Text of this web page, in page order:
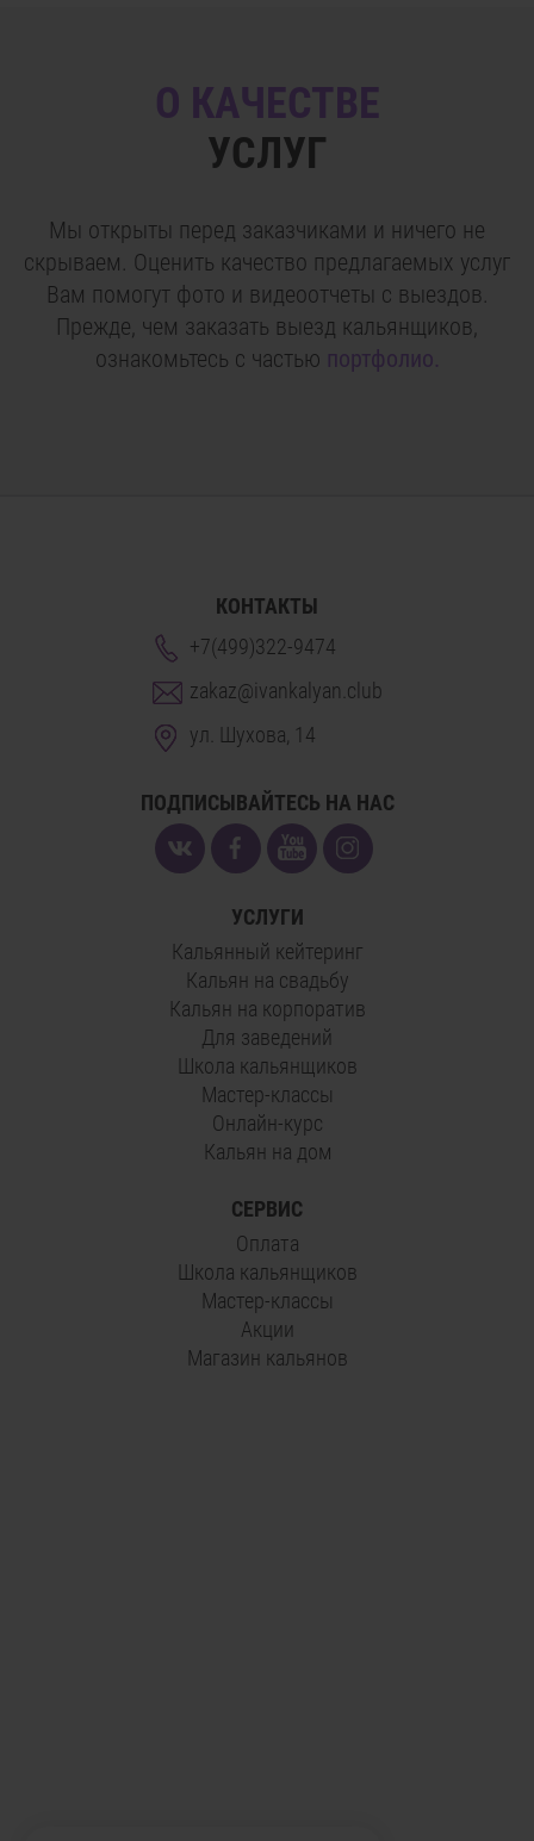
О КАЧЕСТВЕ
УСЛУГ
Мы открыты перед заказчиками и ничего не
скрываем. Оценить качество предлагаемых услуг
Вам помогут фото и видеоотчеты с выездов.
Прежде, чем заказать выезд кальянщиков,
ознакомьтесь с частью портфолио.
КОНТАКТЫ
+7(499)322-9474
zakaz@ivankalyan.club
ул. Шухова, 14
ПОДПИСЫВАЙТЕСЬ НА НАС
УСЛУГИ
Кальянный кейтеринг
Кальян на свадьбу
Кальян на корпоратив
Для заведений
Школа кальянщиков
Мастер-классы
Онлайн-курс
Кальян на дом
СЕРВИС
Оплата
Школа кальянщиков
Мастер-классы
Акции
Магазин кальянов